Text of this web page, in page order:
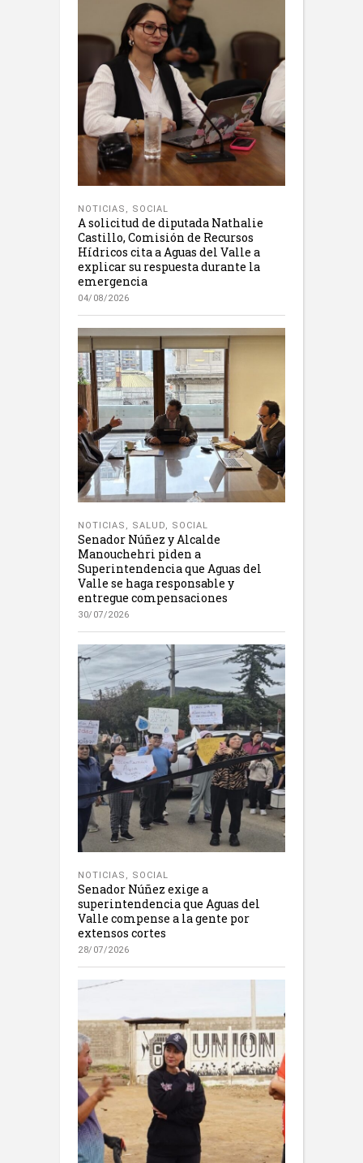
NOTICIAS , SOCIAL
A solicitud de diputada Nathalie
Castillo, Comisión de Recursos
Hídricos cita a Aguas del Valle a
explicar su respuesta durante la
emergencia
04/08/2026
NOTICIAS , SALUD, SOCIAL
Senador Núñez y Alcalde
Manouchehri piden a
Superintendencia que Aguas del
Valle se haga responsable y
entregue compensaciones
30/07/2026
NOTICIAS , SOCIAL
Senador Núñez exige a
superintendencia que Aguas del
Valle compense a la gente por
extensos cortes
28/07/2026